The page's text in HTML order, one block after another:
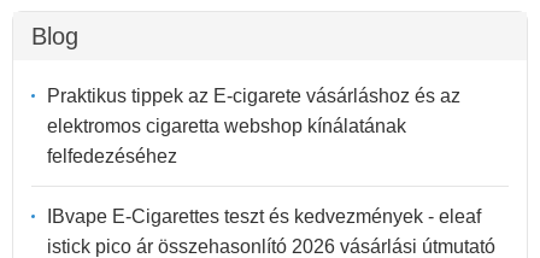
Blog
Praktikus tippek az E-cigarete vásárláshoz és az
elektromos cigaretta webshop kínálatának
felfedezéséhez
IBvape E-Cigarettes teszt és kedvezmények - eleaf
istick pico ár összehasonlító 2026 vásárlási útmutató